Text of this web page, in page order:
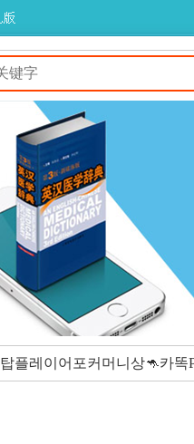
탑플레이어포커머니상🦘카